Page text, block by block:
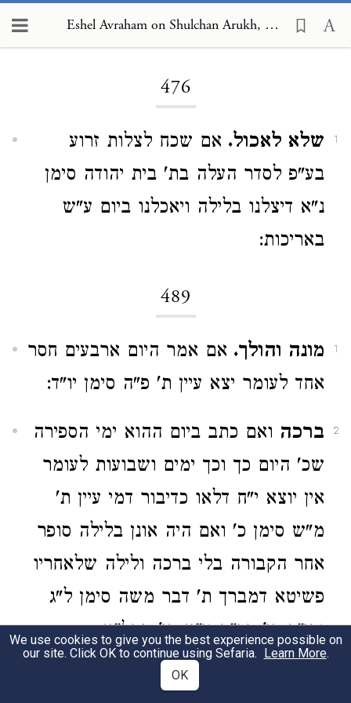
Eshel Avraham on Shulchan Arukh, Orach Chayim 476
476
1 שלא לאכול. אם שכח לצלות זרוע
בע"פ לסדר העלה בת' בית יהודה סימן
נ"א דיצלנו בלילה ויאכלנו ביום ע"ש
באריכות:
489
1 מונה והולך. אם אמר היום ארבעים חסר
אחד לעומר יצא עיין ת' פ"ה סימן יו"ד:
2 ברכה ואם כתב ביום ההוא ימי הספירה
שכ' היום כך וכך ימים ושבועות לעומר
אין יוצא י"ח דלאו כדיבור דמי עיין ת'
מ"ש סימן כ' ואם היה אונן בלילה סופר
אחר הקבורה בלי ברכה ולילה שלאחריו
פשיטא דמברך ת' דבר משה סימן ל"ג
ובי"ד סי' רכ"ח וי"א סי' תקל"א:
490
We use cookies to give you the best experience possible on
our site. Click OK to continue using Sefaria. Learn More.
OK